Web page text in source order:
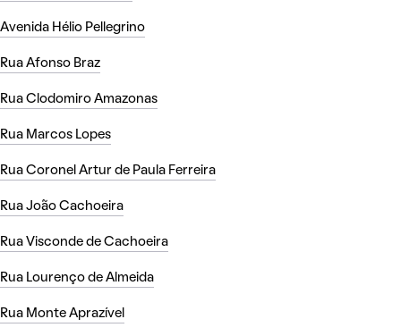
Avenida Hélio Pellegrino
Rua Afonso Braz
Rua Clodomiro Amazonas
Rua Marcos Lopes
Rua Coronel Artur de Paula Ferreira
Rua João Cachoeira
Rua Visconde de Cachoeira
Rua Lourenço de Almeida
Rua Monte Aprazível